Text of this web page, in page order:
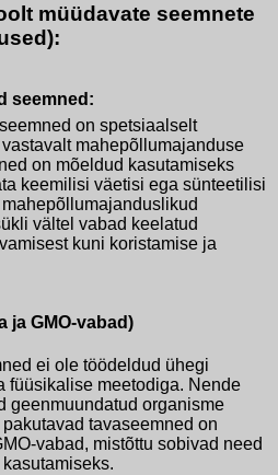
müüdavate seemnete
seemned:
on spetsiaalselt
mahepõllumajanduse
on mõeldud kasutamiseks
keemilisi väetisi ega sünteetilisi
vältel vabad keelatud
kuni koristamise ja
ja GMO-vabad)
ei ole töödeldud ühegi
füüsikalise meetodiga. Nende
geenmuundatud organisme
tavaseemned on
vabad, mistõttu sobivad need